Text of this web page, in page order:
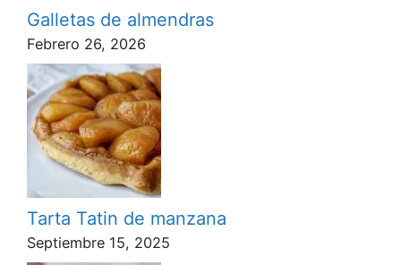
Galletas de almendras
Febrero 26, 2026
Tarta Tatin de manzana
Septiembre 15, 2025